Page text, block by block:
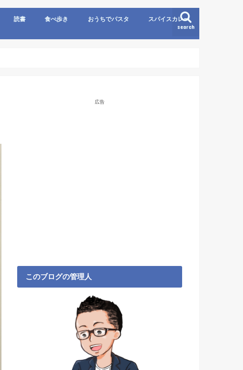
search
読書 食べ歩き おうちでパスタ スパイスカレー
広告
このブログの管理人